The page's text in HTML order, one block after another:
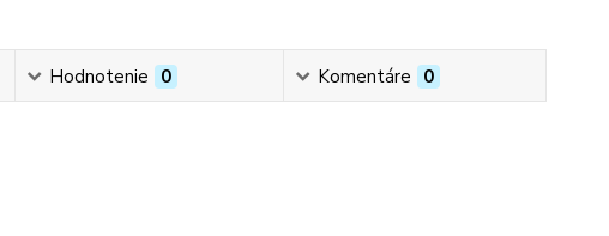
Hodnotenie 0 Komentáre 0